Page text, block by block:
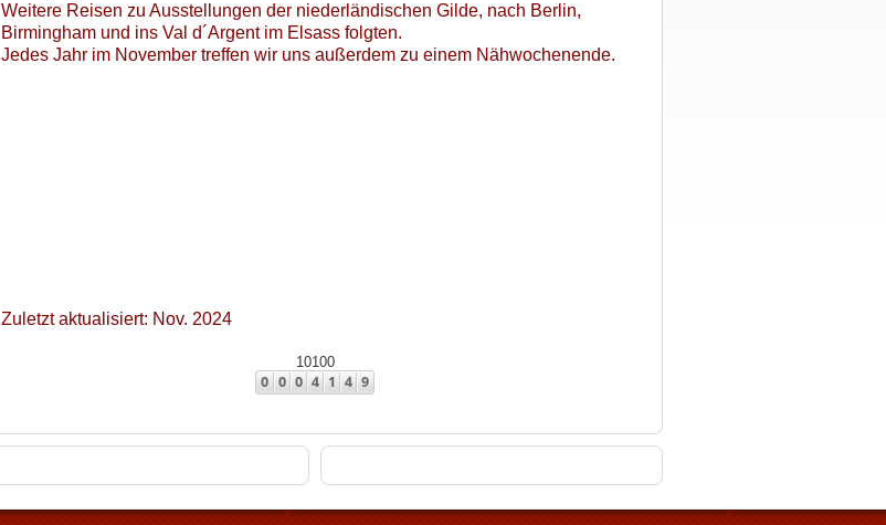
Weitere Reisen zu Ausstellungen der niederländischen Gilde, nach Berlin,
Birmingham und ins Val d´Argent im Elsass folgten.
Jedes Jahr im November treffen wir uns außerdem zu einem Nähwochenende.
Zuletzt aktualisiert: Nov. 2024
10100